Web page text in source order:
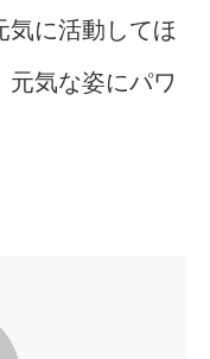
気に活動してほ
元気な姿にパワ